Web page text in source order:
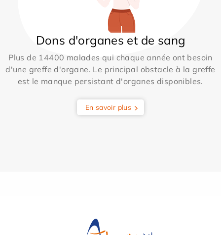
Dons d'organes et de sang
Plus de 14400 malades qui chaque année ont besoin
d'une greffe d'organe. Le principal obstacle à la greffe
est le manque persistant d'organes disponibles.
En savoir plus